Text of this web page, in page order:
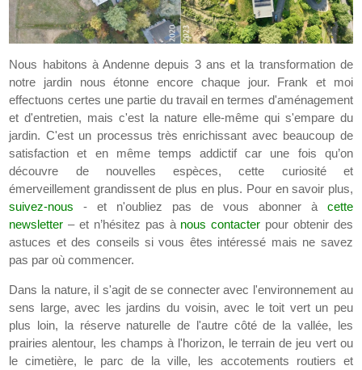
Nous habitons à Andenne depuis 3 ans et la transformation de
notre jardin nous étonne encore chaque jour. Frank et moi
effectuons certes une partie du travail en termes d'aménagement
et d'entretien, mais c'est la nature elle-même qui s'empare du
jardin. C'est un processus très enrichissant avec beaucoup de
satisfaction et en même temps addictif car une fois qu’on
découvre de nouvelles espèces, cette curiosité et
émerveillement grandissent de plus en plus. Pour en savoir plus,
suivez-nous - et n'oubliez pas de vous abonner à cette
newsletter – et n’hésitez pas à nous contacter pour obtenir des
astuces et des conseils si vous êtes intéressé mais ne savez
pas par où commencer.
Dans la nature, il s'agit de se connecter avec l'environnement au
sens large, avec les jardins du voisin, avec le toit vert un peu
plus loin, la réserve naturelle de l'autre côté de la vallée, les
prairies alentour, les champs à l'horizon, le terrain de jeu vert ou
le cimetière, le parc de la ville, les accotements routiers et